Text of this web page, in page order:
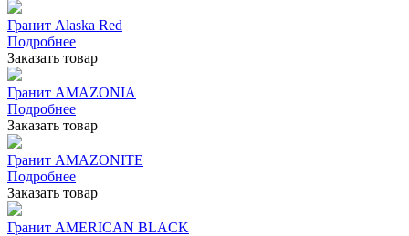
Гранит Alaska Red
Подробнее
Заказать товар
Гранит AMAZONIA
Подробнее
Заказать товар
Гранит AMAZONITE
Подробнее
Заказать товар
Гранит AMERICAN BLACK